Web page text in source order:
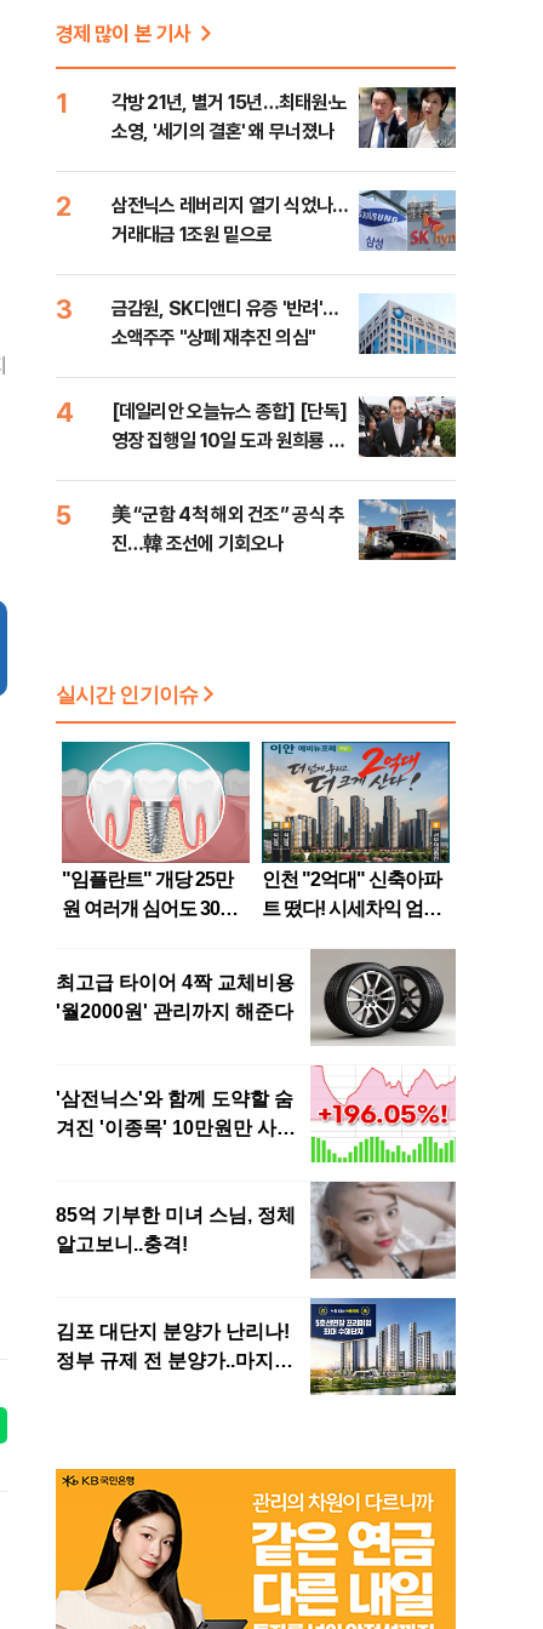
경제 많이 본 기사
1
각방 21년, 별거 15년…최태원·노
소영, '세기의 결혼' 왜 무너졌나
2
삼전닉스 레버리지 열기 식었나…
거래대금 1조원 밑으로
3
금감원, SK디앤디 유증 '반려'…
소액주주 "상폐 재추진 의심"
4
[데일리안 오늘뉴스 종합] [단독]
영장 집행일 10일 도과 원희룡 포
집" 지적, 각방 21년, 별거 15년…
최태원·노소영, '세기의 결혼' 왜
무너졌나 등
5
美 “군함 4척 해외 건조” 공식 추
진…韓 조선에 기회오나